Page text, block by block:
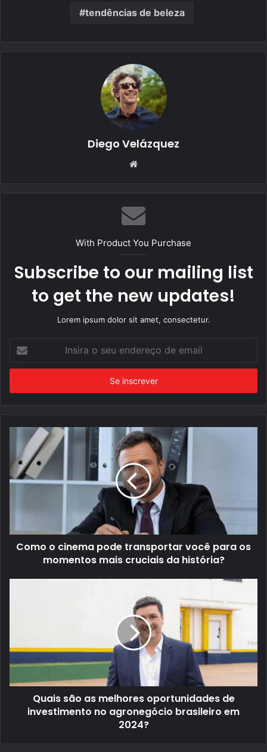
tendências de beleza
Diego Velázquez
Website
With Product You Purchase
Subscribe to our mailing list
to get the new updates!
Lorem ipsum dolor sit amet, consectetur.
seu
de
Como o cinema pode transportar você para os
momentos mais cruciais da história?
Quais são as melhores oportunidades de
investimento no agronegócio brasileiro em
2024?